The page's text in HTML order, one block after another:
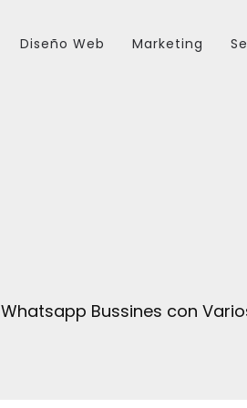
Diseño Web Marketing
Whatsapp Bussines con